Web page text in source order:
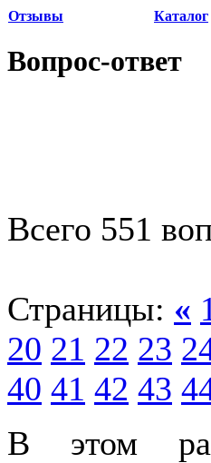
Отзывы Каталог
Вопрос-ответ
Всего 551
Страницы: «
20 21 22 23
40 41 42 43
В этом